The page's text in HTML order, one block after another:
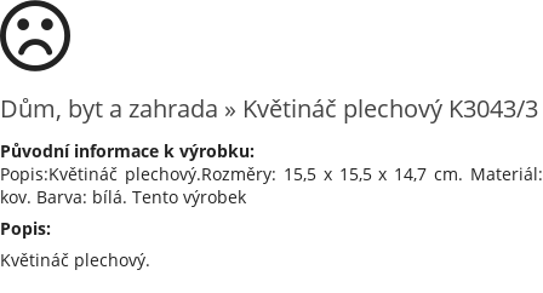
Dům, byt a zahrada » Květináč plechový K3043/3
Původní informace k výrobku:
Popis:Květináč plechový.Rozměry: 15,5 x 15,5 x 14,7 cm. Materiál:
kov. Barva: bílá. Tento výrobek
Popis:
Květináč plechový.